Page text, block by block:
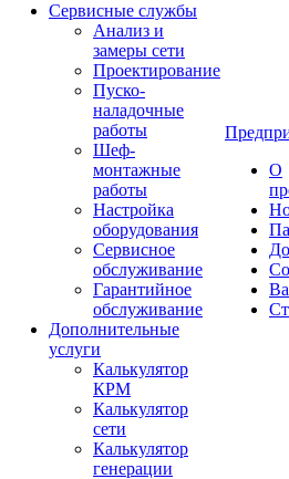
Сервисные службы
Анализ и
замеры сети
Проектирование
Пуско-
наладочные
работы
Шеф-
монтажные
работы
Настройка
оборудования
Сервисное
обслуживание
Гарантийное
обслуживание
Дополнительные
услуги
Калькулятор
КРМ
Калькулятор
сети
Калькулятор
генерации
О